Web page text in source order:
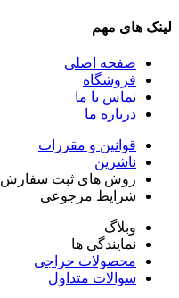
لینک های مهم
صفحه اصلی
فروشگاه
تماس با ما
درباره ما
قوانین و مقررات
ناشرین
روش های ثبت سفارش
شرایط مرجوعی
وبلاگ
نمایندگی ها
محصولات حراجی
سوالات متداول